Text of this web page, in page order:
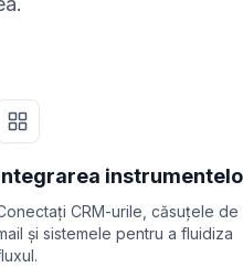
CRM-urile, căsuțele de
și sistemele pentru a fluidiza